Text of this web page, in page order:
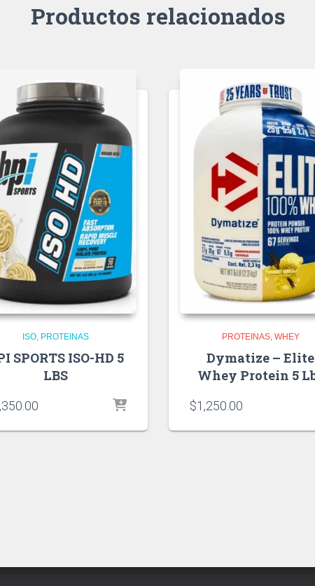
Productos relacionados
ISO PROTEINAS
SPORTS ISO-HD 5
LBS
PROTEINAS WHEY
Dymatize – Elite
Whey Protein 5
$1,250.00